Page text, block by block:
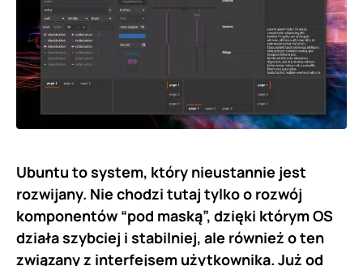
Ubuntu to system, który nieustannie jest
rozwijany. Nie chodzi tutaj tylko o rozwój
komponentów “pod maską”, dzięki którym OS
działa szybciej i stabilniej, ale również o ten
związany z interfejsem użytkownika. Już od